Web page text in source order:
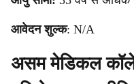
आवेदन शुल्क: N/A
असम मेडिकल